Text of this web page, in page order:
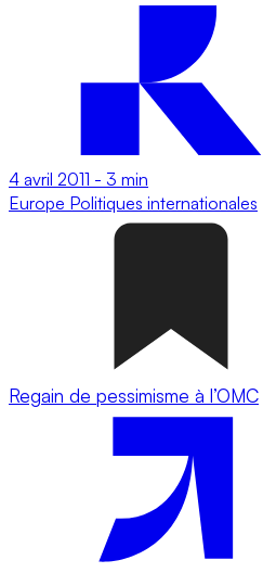
4 avril 2011 - 3 min
Europe Politiques internationales
Regain de pessimisme à l’OMC